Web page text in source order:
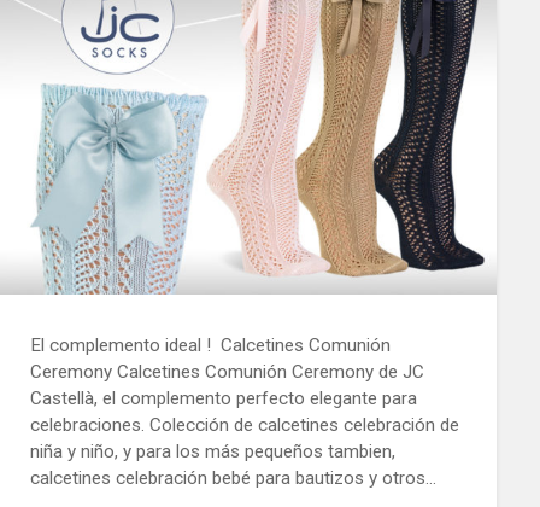
El complemento ideal ! Calcetines Comunión
Ceremony Calcetines Comunión Ceremony de JC
Castellà, el complemento perfecto elegante para
celebraciones. Colección de calcetines celebración de
niña y niño, y para los más pequeños tambien,
calcetines celebración bebé para bautizos y otros…